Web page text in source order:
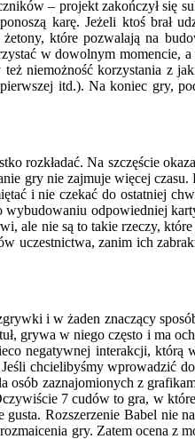
– projekt zakończył się
karę. Jeżeli ktoś brał
które pozwalają na
w dowolnym momencie,
niemożność korzystania z
itd.). Na koniec gry,
rozkładać. Na szczęście
gry nie zajmuje więcej czasu.
i nie czekać do ostatniej
odpowiedniej
ale nie są to takie rzeczy,
uczestnictwa, zanim ich
i w żaden znaczący
grywa w niego często i ma
negatywnej interakcji, którą
chcielibyśmy wprowadzić
osób zaznajomionych z
7 cudów to gra, w
Rozszerzenie Babel nie
gry. Zatem ocena z